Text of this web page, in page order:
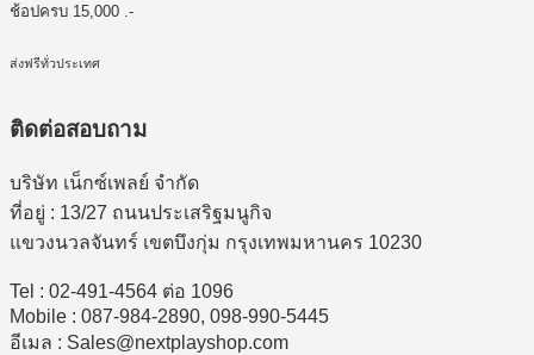
ช้อปครบ 15,000 .-
ส่งฟรีทั่วประเทศ
ติดต่อสอบถาม
บริษัท เน็กซ์เพลย์ จำกัด
ที่อยู่ : 13/27 ถนนประเสริฐมนูกิจ
แขวงนวลจันทร์ เขตบึงกุ่ม กรุงเทพมหานคร 10230
Tel : 02-491-4564 ต่อ 1096
Mobile : 087-984-2890, 098-990-5445
อีเมล : Sales@nextplayshop.com